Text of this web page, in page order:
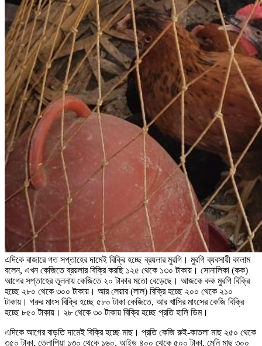
এদিকে বাজারে গত সপ্তাহের দামেই বিক্রি হচ্ছে ব্রয়লার মুরগি। মুরগি ব্যবসায়ী কালাম
বলেন, এখন কেজিতে ব্রয়লার বিক্রি করছি ১২৫ থেকে ১৩০ টাকায়। সোনালিকা (কক)
আগের সপ্তাহের তুলনায় কেজিতে ২০ টাকার মতো বেড়েছে। আজকে কক মুরগি বিক্রি
হচ্ছে ২৮০ থেকে ৩০০ টাকায়। আর লেয়ার (লাল) বিক্রি হচ্ছে ২০০ থেকে ২১০
টাকায়। গরুর মাংস বিক্রি হচ্ছে ৫৮০ টাকা কেজিতে, আর খাসির মাংসের কেজি বিক্রি
হচ্ছে ৮৫০ টাকায়। ২৮ থেকে ৩০ টাকায় বিক্রি হচ্ছে প্রতি হালি ডিম।
এদিকে আগের বাড়তি দামেই বিক্রি হচ্ছে মাছ। প্রতি কেজি রুই-কাতলা মাছ ২৫০ থেকে
৩৫০ টাকা, তেলাপিয়া ১৩০ থেকে ১৬০, আইড় ৪০০ থেকে ৫০০ টাকা, মেনি মাছ ৩০০